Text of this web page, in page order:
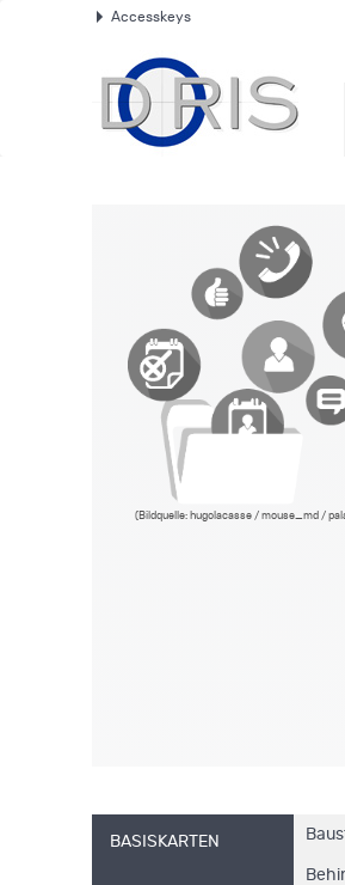
Accesskeys
(Bildquelle: hugolacasse / mouse_md /
BASISKARTEN